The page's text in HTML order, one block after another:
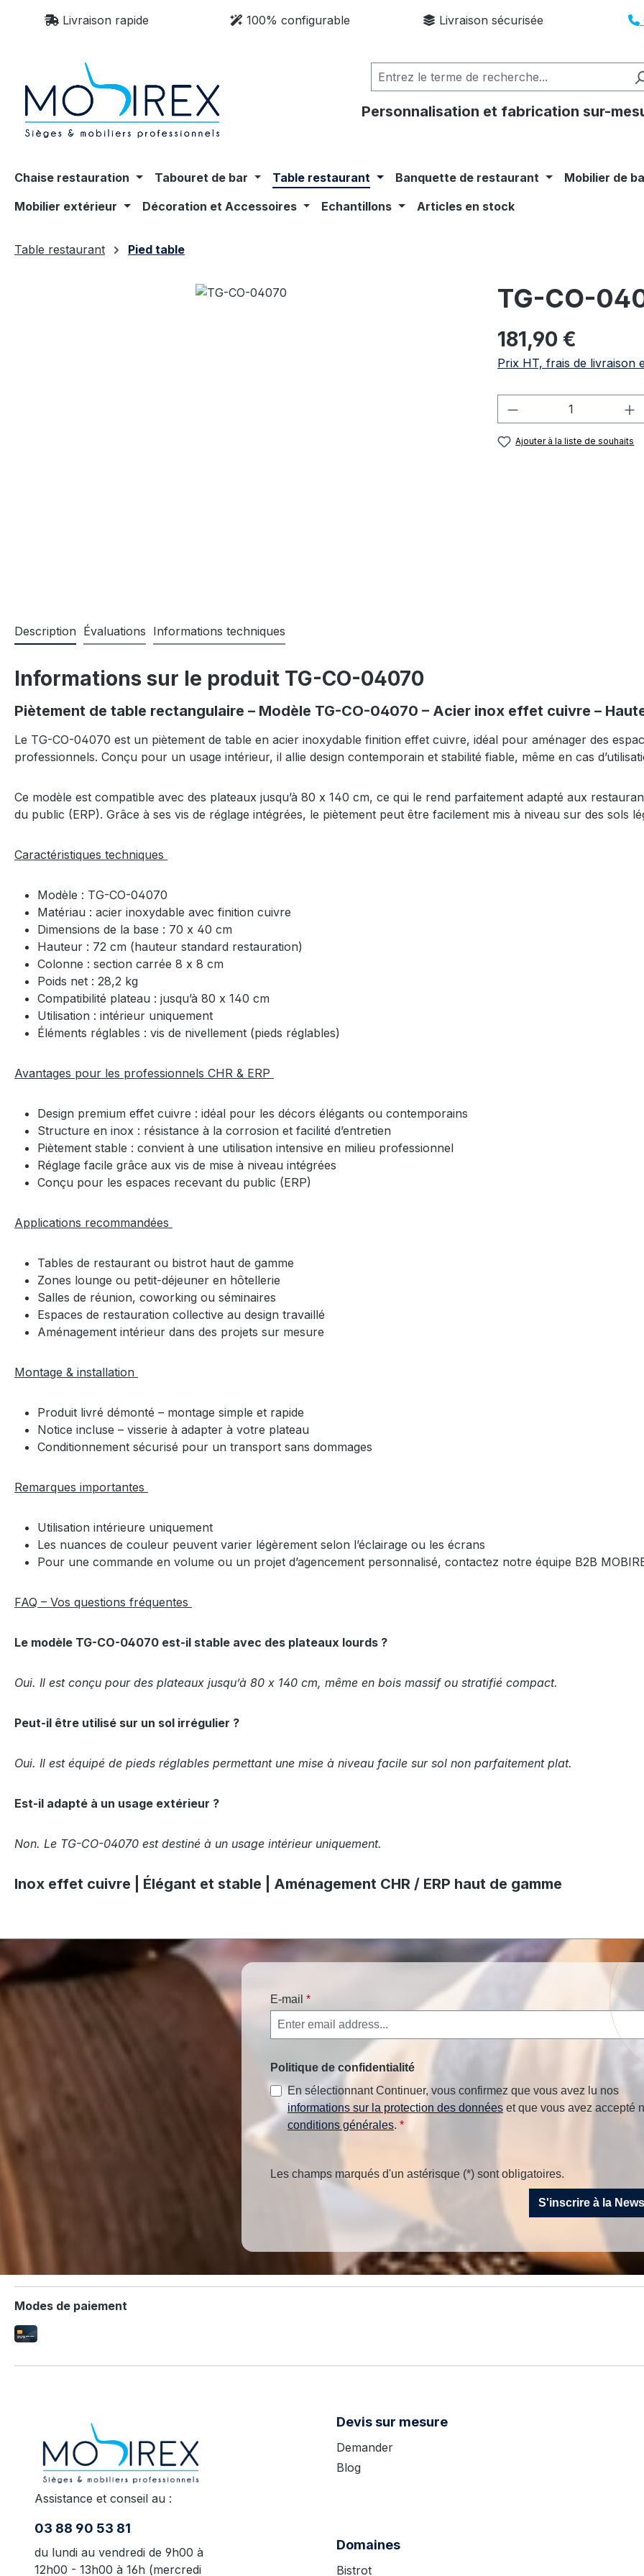
au contenu principal
Passer à la recherche
Passer à la navigation principale
Livraison rapide 100% configurable Livraison sécurisée
Personnalisation et fabrication sur-
Chaise restauration Tabouret de bar Table restaurant Banquette de restaurant
Mobilier de
Mobilier extérieur
Décoration et Accessoires Echantillons Articles en stock
Table restaurant
Pied table
TG-CO-
Prix régulier :
181,90 €
Prix HT, frais de livraison
Quantité de
Ajouter à la liste de souhaits
Description Évaluations Informations techniques
Informations sur le produit TG-CO-04070
Piètement de table rectangulaire – Modèle TG-CO-04070 – Acier inox effet cuivre –
Le TG-CO-04070 est un piètement de table en acier inoxydable finition effet cuivre, idéal pour aménager des
professionnels. Conçu pour un usage intérieur, il allie design contemporain et stabilité fiable, même en cas
Ce modèle est compatible avec des plateaux jusqu’à 80 x 140 cm, ce qui le rend parfaitement adapté aux
du public (ERP). Grâce à ses vis de réglage intégrées, le piètement peut être facilement mis à niveau sur des sols
Caractéristiques techniques
Modèle : TG-CO-04070
Matériau : acier inoxydable avec finition cuivre
Dimensions de la base : 70 x 40 cm
Hauteur : 72 cm (hauteur standard restauration)
Colonne : section carrée 8 x 8 cm
Poids net : 28,2 kg
Compatibilité plateau : jusqu’à 80 x 140 cm
Utilisation : intérieur uniquement
Éléments réglables : vis de nivellement (pieds réglables)
Avantages pour les professionnels CHR & ERP
Design premium effet cuivre : idéal pour les décors élégants ou contemporains
Structure en inox : résistance à la corrosion et facilité d’entretien
Piètement stable : convient à une utilisation intensive en milieu professionnel
Réglage facile grâce aux vis de mise à niveau intégrées
Conçu pour les espaces recevant du public (ERP)
Applications recommandées
Tables de restaurant ou bistrot haut de gamme
Zones lounge ou petit-déjeuner en hôtellerie
Salles de réunion, coworking ou séminaires
Espaces de restauration collective au design travaillé
Aménagement intérieur dans des projets sur mesure
Montage & installation
Produit livré démonté – montage simple et rapide
Notice incluse – visserie à adapter à votre plateau
Conditionnement sécurisé pour un transport sans dommages
Remarques importantes
Utilisation intérieure uniquement
Les nuances de couleur peuvent varier légèrement selon l’éclairage ou les écrans
Pour une commande en volume ou un projet d’agencement personnalisé, contactez notre équipe B2B
FAQ – Vos questions fréquentes
Le modèle TG-CO-04070 est-il stable avec des plateaux lourds ?
Oui. Il est conçu pour des plateaux jusqu’à 80 x 140 cm, même en bois massif ou stratifié compact.
Peut-il être utilisé sur un sol irrégulier ?
Oui. Il est équipé de pieds réglables permettant une mise à niveau facile sur sol non parfaitement plat.
Est-il adapté à un usage extérieur ?
Non. Le TG-CO-04070 est destiné à un usage intérieur uniquement.
Inox effet cuivre | Élégant et stable | Aménagement CHR / ERP haut de gamme
E-mail *
Politique de confidentialité
En sélectionnant Continuer, vous confirmez que vous avez lu nos
informations sur la protection des données et que vous avez accepté
conditions générales. *
Les champs marqués d'un astérisque (*) sont obligatoires.
S'inscrire à la
Modes de paiement
Assistance et conseil au :
03 88 90 53 81
du lundi au vendredi de 9h00 à
12h00 - 13h00 à 16h (mercredi
Devis sur mesure
Demander
Blog
Domaines
Bistrot